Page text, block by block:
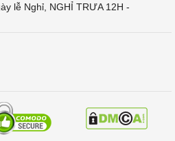
lễ Nghỉ, NGHỈ TRƯA 12H -